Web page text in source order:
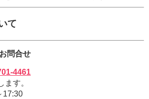
て
問合せ
4461
す。
17:30